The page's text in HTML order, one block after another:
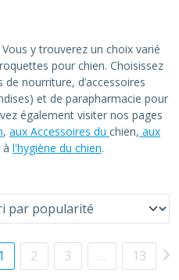
y trouverez un choix varié
pour chien. Choisissez
nourriture, d’accessoires
et de parapharmacie pour
également visiter nos pages
, aux Accessoires du chien, aux
à l'hygiène du chien.
1 2 3 … 13